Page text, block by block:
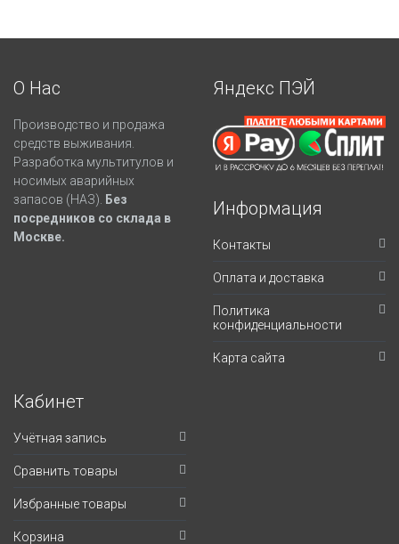
О Нас
Производство и продажа
средств выживания.
Разработка мультитулов и
носимых аварийных
запасов (НАЗ).
Без
посредников со склада в
Москве.
Яндекс ПЭЙ
Информация
Контакты
Оплата и доставка
Политика
конфиденциальности
Карта сайта
Кабинет
Учётная запись
Сравнить товары
Избранные товары
Корзина